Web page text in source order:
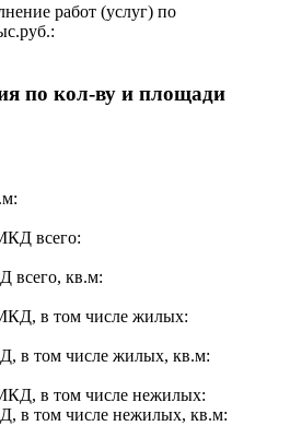
работ (услуг) по
по кол-ву и площади
всего:
всего, кв.м:
в том числе жилых:
в том числе жилых, кв.м:
в том числе нежилых:
в том числе нежилых, кв.м: